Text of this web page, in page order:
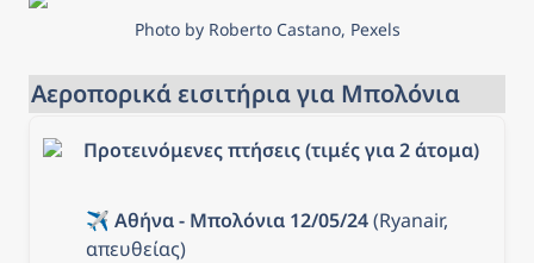
Photo by Roberto Castano, Pexels
Αεροπορικά εισιτήρια για Μπολόνια
Προτεινόμενες πτήσεις (τιμές για 2 άτομα)
✈️ Αθήνα - Μπολόνια 12/05/24 (Ryanair,
απευθείας)